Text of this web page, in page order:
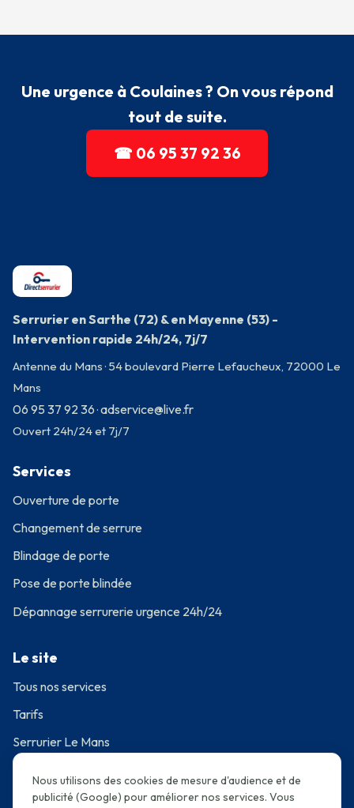
Une urgence à Coulaines ? On vous répond
tout de suite.
☎ 06 95 37 92 36
Serrurier en Sarthe (72) & en Mayenne (53) -
Intervention rapide 24h/24, 7j/7
Antenne du Mans · 54 boulevard Pierre Lefaucheux, 72000 Le
Mans
06 95 37 92 36·adservice@live.fr
Ouvert 24h/24 et 7j/7
Services
Ouverture de porte
Changement de serrure
Blindage de porte
Pose de porte blindée
Dépannage serrurerie urgence 24h/24
Le site
Tous nos services
Tarifs
Serrurier Le Mans
Contact & devis
Nous utilisons des cookies de mesure d'audience et de
publicité (Google) pour améliorer nos services. Vous